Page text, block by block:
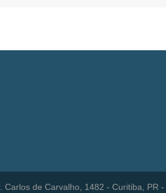
Carlos de Carvalho, 1482 - Curitiba, PR -